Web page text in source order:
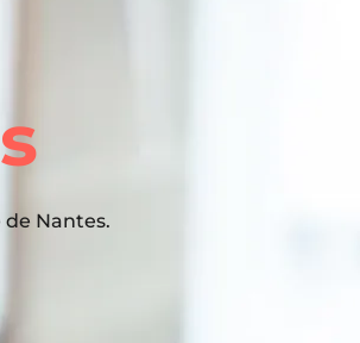
Nantes.